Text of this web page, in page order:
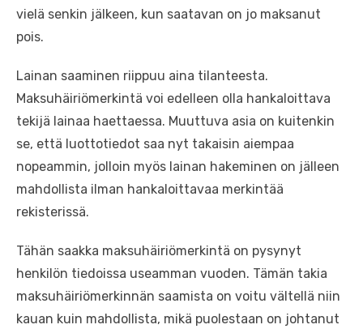
vielä senkin jälkeen, kun saatavan on jo maksanut
pois.
Lainan saaminen riippuu aina tilanteesta.
Maksuhäiriömerkintä voi edelleen olla hankaloittava
tekijä lainaa haettaessa. Muuttuva asia on kuitenkin
se, että luottotiedot saa nyt takaisin aiempaa
nopeammin, jolloin myös lainan hakeminen on jälleen
mahdollista ilman hankaloittavaa merkintää
rekisterissä.
Tähän saakka maksuhäiriömerkintä on pysynyt
henkilön tiedoissa useamman vuoden. Tämän takia
maksuhäiriömerkinnän saamista on voitu vältellä niin
kauan kuin mahdollista, mikä puolestaan on johtanut